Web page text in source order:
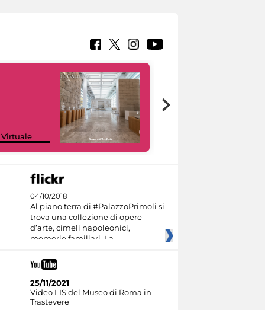
Virtuale
04/10/2018
Al piano terra di #PalazzoPrimoli si
trova una collezione di opere
d’arte, cimeli napoleonici,
memorie familiari. La
25/11/2021
Video LIS del Museo di Roma in
Trastevere